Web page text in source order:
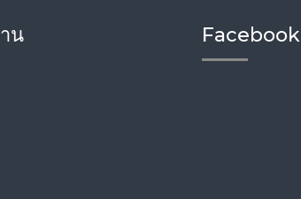
น Facebook